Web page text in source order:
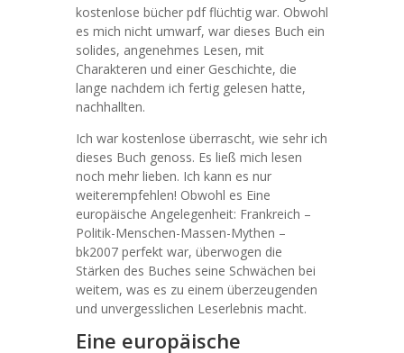
kostenlose bücher pdf flüchtig war. Obwohl
es mich nicht umwarf, war dieses Buch ein
solides, angenehmes Lesen, mit
Charakteren und einer Geschichte, die
lange nachdem ich fertig gelesen hatte,
nachhallten.
Ich war kostenlose überrascht, wie sehr ich
dieses Buch genoss. Es ließ mich lesen
noch mehr lieben. Ich kann es nur
weiterempfehlen! Obwohl es Eine
europäische Angelegenheit: Frankreich –
Politik-Menschen-Massen-Mythen –
bk2007 perfekt war, überwogen die
Stärken des Buches seine Schwächen bei
weitem, was es zu einem überzeugenden
und unvergesslichen Leserlebnis macht.
Eine europäische